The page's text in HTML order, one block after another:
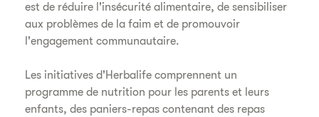
est de réduire l'insécurité alimentaire, de sensibiliser
aux problèmes de la faim et de promouvoir
l'engagement communautaire.
Les initiatives d'Herbalife comprennent un
programme de nutrition pour les parents et leurs
enfants, des paniers-repas contenant des repas